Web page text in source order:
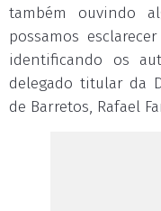
também ouvindo
possamos
identificando os
delegado titular da
de Barretos, Rafael